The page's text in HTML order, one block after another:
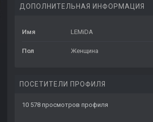
ДОПОЛНИТЕЛЬНАЯ ИНФОРМАЦИЯ
Имя LEMiDA
Пол Женщина
ПОСЕТИТЕЛИ ПРОФИЛЯ
10 578 просмотров профиля